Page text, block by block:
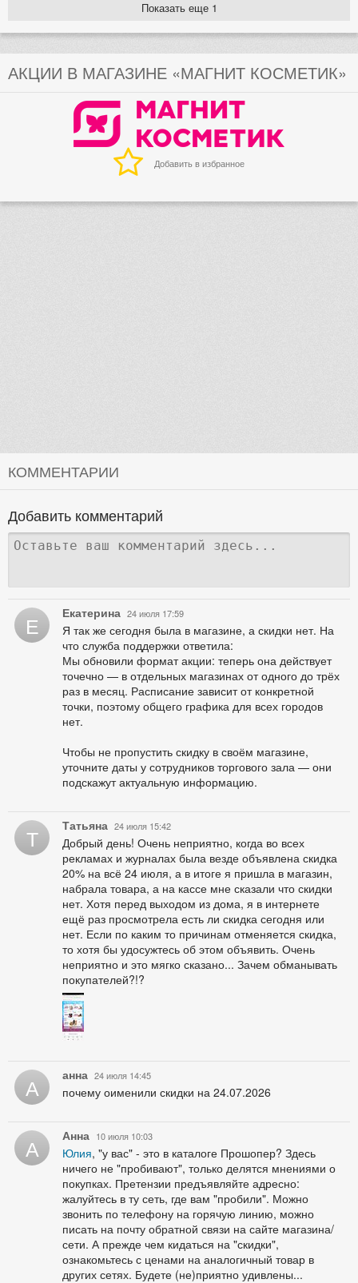
Показать еще 1
АКЦИИ В МАГАЗИНЕ «МАГНИТ КОСМЕТИК»
Добавить в избранное
КОММЕНТАРИИ
Добавить комментарий
Е Екатерина 24 июля 17:59
Я так же сегодня была в магазине, а скидки нет. На
что служба поддержки ответила:
Мы обновили формат акции: теперь она действует
точечно — в отдельных магазинах от одного до трёх
раз в месяц. Расписание зависит от конкретной
точки, поэтому общего графика для всех городов
нет.
Чтобы не пропустить скидку в своём магазине,
уточните даты у сотрудников торгового зала — они
подскажут актуальную информацию.
Т Татьяна 24 июля 15:42
Добрый день! Очень неприятно, когда во всех
рекламах и журналах была везде объявлена скидка
20% на всё 24 июля, а в итоге я пришла в магазин,
набрала товара, а на кассе мне сказали что скидки
нет. Хотя перед выходом из дома, я в интернете
ещё раз просмотрела есть ли скидка сегодня или
нет. Если по каким то причинам отменяется скидка,
то хотя бы удосужтесь об этом объявить. Очень
неприятно и это мягко сказано... Зачем обманывать
покупателей?!?
А анна 24 июля 14:45
почему оименили скидки на 24.07.2026
А Анна 10 июля 10:03
Юлия, "у вас" - это в каталоге Прошопер? Здесь
ничего не "пробивают", только делятся мнениями о
покупках. Претензии предъявляйте адресно:
жалуйтесь в ту сеть, где вам "пробили". Можно
звонить по телефону на горячую линию, можно
писать на почту обратной связи на сайте магазина/
сети. А прежде чем кидаться на "скидки",
ознакомьтесь с ценами на аналогичный товар в
других сетях. Будете (не)приятно удивлены...